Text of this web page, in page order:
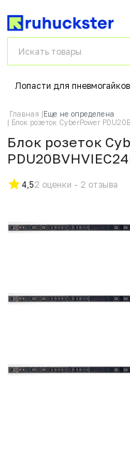
Лопасти для
Главная
Еще не определена
Блок розеток CyberPower
Блок розеток
4,52 оценки - 2 отзыва